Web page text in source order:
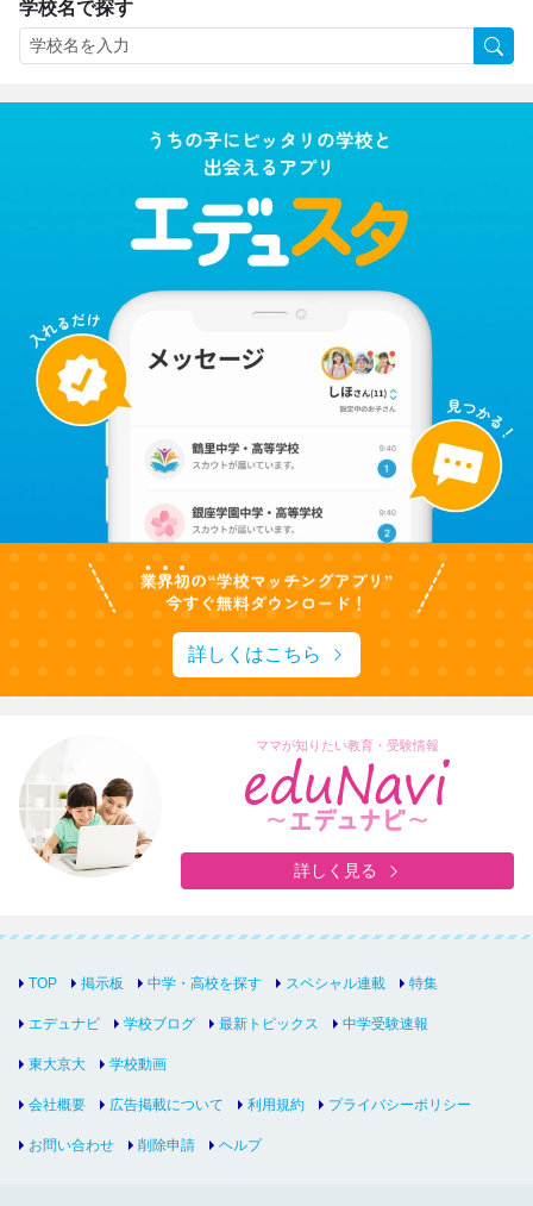
学校名で探す
詳しくはこちら
ママが知りたい教育・受験情報
詳しく見る
TOP 掲示板 中学・高校を探す スペシャル連載 特集
エデュナビ 学校ブログ 最新トピックス 中学受験速報
東大京大 学校動画
会社概要 広告掲載について 利用規約 プライバシーポリシー
お問い合わせ 削除申請 ヘルプ